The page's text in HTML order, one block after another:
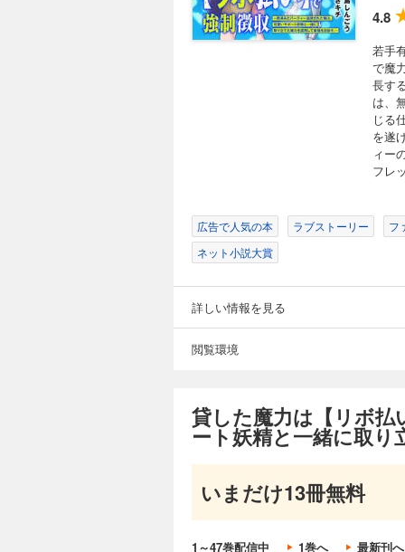
4.8
若手
で魔
長す
は、
じる
を遂
ィー
フレ
広告で人気の本 ラブストーリー
フ
ネット小説大賞
詳しい情報を見る
閲覧環境
貸した魔力は【リボ払
ート妖精と一緒に取り
いまだけ13冊無料
1～47巻配信中 1巻へ 最新刊へ
165円 (税込)
若手有力パーティ
ーをサポートして
荷物扱いされてい
る仕打ちに憤るレ
ート妖精エムピー
さキチ (C)飯島し
期間限定無料版あり
ーをサポートしてき
荷物扱いされていた
さキチ (C)飯島しん
165円 (税込)
ート妖精エムピーに
さキチ (C)飯島しん
期間限定無料版あり
165円 (税込)
若手有力パーティー
ーをサポートしてき